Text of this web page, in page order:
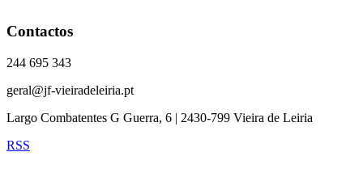
Contactos
244 695 343
geral@jf-vieiradeleiria.pt
Largo Combatentes G Guerra, 6 | 2430-799 Vieira de Leiria
RSS